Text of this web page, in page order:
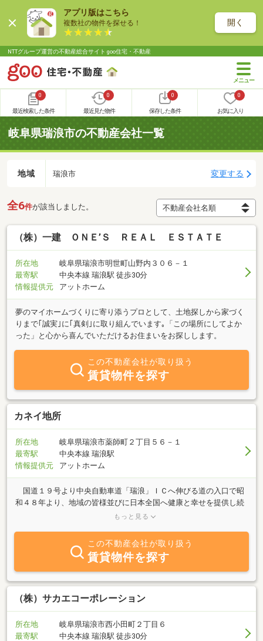
アプリ版はこちら
複数社の物件を探せる！ 開く
NTTグループ運営の不動産総合サイト goo住宅・不動産
0
最近検索した条件
0
最近見た物件
0
保存した条件
0
お気に入り
岐阜県瑞浪市の不動産会社一覧
地域 瑞浪市 変更する
全6件が該当しました。
（株）一建 ＯＮＥ’Ｓ ＲＥＡＬ ＥＳＴＡＴＥ
所在地
岐阜県瑞浪市明世町山野内３０６－１
最寄駅
中央本線 瑞浪駅 徒歩30分
情報提供元
アットホーム
夢のマイホームづくりに寄り添うプロとして、土地探しから家づく
りまで｢誠実｣に｢真剣｣に取り組んでいます｡「この場所にしてよか
った」と心から喜んでいただけるお住まいをお探しします。
この不動産会社が取り扱う
賃貸物件を探す
カネイ地所
所在地
岐阜県瑞浪市薬師町２丁目５６－１
最寄駅
中央本線 瑞浪駅
情報提供元
アットホーム
国道１９号より中央自動車道「瑞浪」ＩＣへ伸びる道の入口で昭
和４８年より、地域の皆様並びに日本全国へ健康と幸せを提供し続
けるヘルシードライブイン「美濃廣庵の店舗内」におきまして当社
な緑、静かな住環境、日本列島の臍にあたる岐阜県東濃地域の不動
産は当社におまかせください。買取も強化しております。不動産関
係でお悩みの方是非、ご相談下さい。お待ちいたしております。カ
ネイ地所ホームページもございます。未公開物件も自社HP（右HPア
イコンクリック）から確認出来ます。是非お問い合わせフォーム、
お電話にてご連絡くださいませ。お待ちいたしております。
もっと見る
この不動産会社が取り扱う
賃貸物件を探す
（株）サカエコーポレーション
所在地
岐阜県瑞浪市西小田町２丁目６
最寄駅
中央本線 瑞浪駅 徒歩30分